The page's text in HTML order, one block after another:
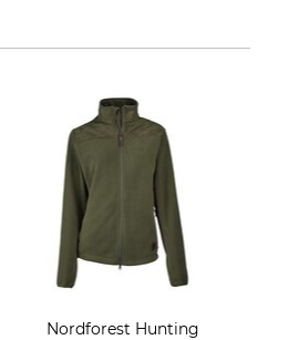
Nordforest Hunting